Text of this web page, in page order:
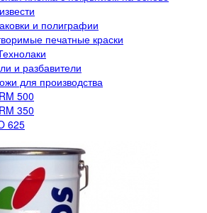
и полиграфии
печатные краски
и разбавители
для производства
500
350
625